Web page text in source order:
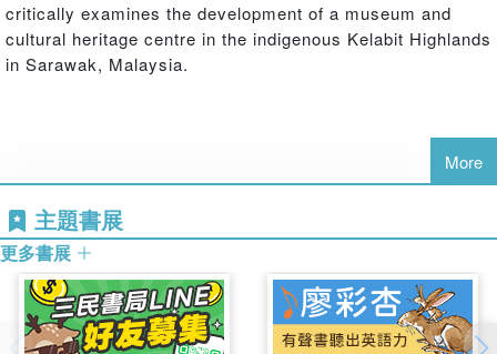
critically examines the development of a museum and
cultural heritage centre in the indigenous Kelabit Highlands
in Sarawak, Malaysia.
Building on their direct involvement in the development of
the project, the authors appraise the process in retrospect
through a thematic analysis. Themes covered include the
projects local and international contexts, community
involvement and agency, the balance of tourism and
authenticity, and the role of non-local partners. Through
More
主題書展
更多書展